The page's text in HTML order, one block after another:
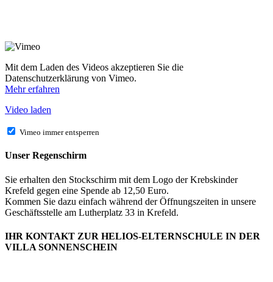
Mit dem Laden des Videos akzeptieren Sie die
Datenschutzerklärung von Vimeo.
Mehr erfahren
Video laden
Vimeo immer entsperren
Unser Regenschirm
Sie erhalten den Stockschirm mit dem Logo der Krebskinder
Krefeld gegen eine Spende ab 12,50 Euro.
Kommen Sie dazu einfach während der Öffnungszeiten in unsere
Geschäftsstelle am Lutherplatz 33 in Krefeld.
IHR KONTAKT ZUR HELIOS-ELTERNSCHULE IN DER
VILLA SONNENSCHEIN